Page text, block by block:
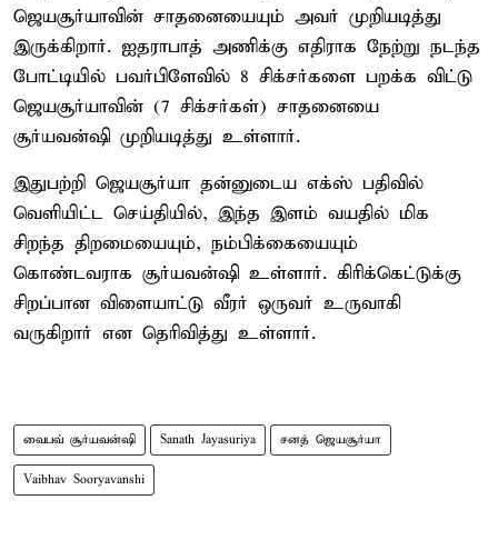
ஜெயசூர்யாவின் சாதனையையும் அவர் முறியடித்து
இருக்கிறார். ஐதராபாத் அணிக்கு எதிராக நேற்று நடந்த
போட்டியில் பவர்பிளேவில் 8 சிக்சர்களை பறக்க விட்டு
ஜெயசூர்யாவின் (7 சிக்சர்கள்) சாதனையை
சூர்யவன்ஷி முறியடித்து உள்ளார்.
இதுபற்றி ஜெயசூர்யா தன்னுடைய எக்ஸ் பதிவில்
வெளியிட்ட செய்தியில், இந்த இளம் வயதில் மிக
சிறந்த திறமையையும், நம்பிக்கையையும்
கொண்டவராக சூர்யவன்ஷி உள்ளார். கிரிக்கெட்டுக்கு
சிறப்பான விளையாட்டு வீரர் ஒருவர் உருவாகி
வருகிறார் என தெரிவித்து உள்ளார்.
வைபவ் சூர்யவன்ஷி Sanath Jayasuriya சனத் ஜெயசூர்யா
Vaibhav Sooryavanshi